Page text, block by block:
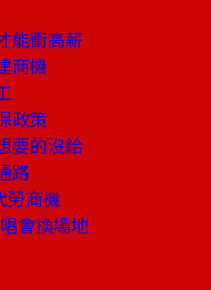
能衝高薪
商機
政策
要的沒給
路
商機
會換場地